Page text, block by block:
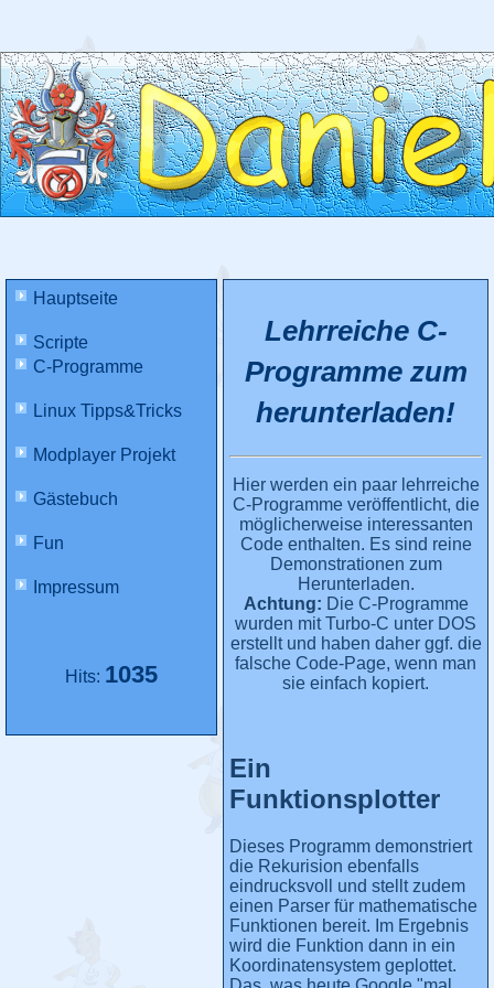
Hauptseite
Scripte
C-Programme
Linux Tipps&Tricks
Modplayer Projekt
Gästebuch
Fun
Impressum
Hits: 1035
Lehrreiche C-
Programme zum
herunterladen!
Hier werden ein paar lehrreiche
C-Programme veröffentlicht, die
möglicherweise interessanten
Code enthalten. Es sind reine
Demonstrationen zum
Herunterladen.
Achtung: Die C-Programme
wurden mit Turbo-C unter DOS
erstellt und haben daher ggf. die
falsche Code-Page, wenn man
sie einfach kopiert.
Ein
Funktionsplotter
Dieses Programm demonstriert
die Rekurision ebenfalls
eindrucksvoll und stellt zudem
einen Parser für mathematische
Funktionen bereit. Im Ergebnis
wird die Funktion dann in ein
Koordinatensystem geplottet.